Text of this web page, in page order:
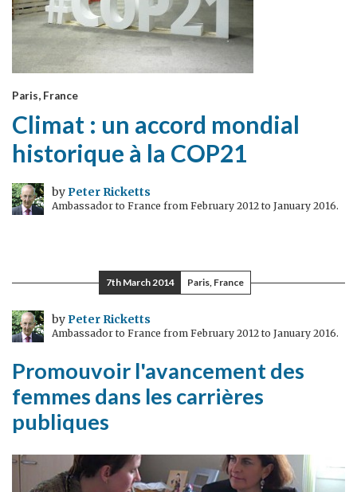
Paris, France
Climat : un accord mondial
historique à la COP21
byPeter Ricketts
Ambassador to France from February 2012 to January 2016.
7th March 2014 Paris, France
byPeter Ricketts
Ambassador to France from February 2012 to January 2016.
Promouvoir l'avancement des
femmes dans les carrières
publiques